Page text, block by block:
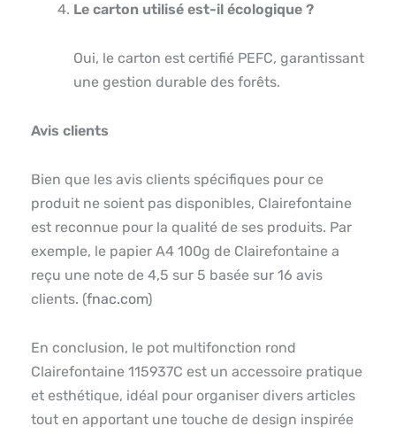
Le carton utilisé est-il écologique ?
Oui, le carton est certifié PEFC, garantissant
une gestion durable des forêts.
Avis clients
Bien que les avis clients spécifiques pour ce
produit ne soient pas disponibles, Clairefontaine
est reconnue pour la qualité de ses produits. Par
exemple, le papier A4 100g de Clairefontaine a
reçu une note de 4,5 sur 5 basée sur 16 avis
clients. (fnac.com)
En conclusion, le pot multifonction rond
Clairefontaine 115937C est un accessoire pratique
et esthétique, idéal pour organiser divers articles
tout en apportant une touche de design inspirée